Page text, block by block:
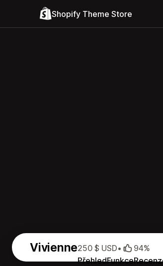
Shopify Theme Store
Vivienne
PřehledFunkce
250 $ USD• 94%